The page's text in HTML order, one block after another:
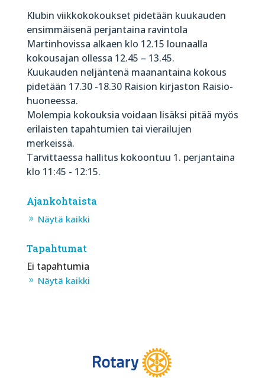
Klubin viikkokokoukset pidetään kuukauden
ensimmäisenä perjantaina ravintola
Martinhovissa alkaen klo 12.15 lounaalla
kokousajan ollessa 12.45 – 13.45.
Kuukauden neljäntenä maanantaina kokous
pidetään 17.30 -18.30 Raision kirjaston Raisio-
huoneessa.
Molempia kokouksia voidaan lisäksi pitää myös
erilaisten tapahtumien tai vierailujen
merkeissä.
Tarvittaessa hallitus kokoontuu 1. perjantaina
klo 11:45 - 12:15.
Ajankohtaista
Näytä kaikki
Tapahtumat
Ei tapahtumia
Näytä kaikki